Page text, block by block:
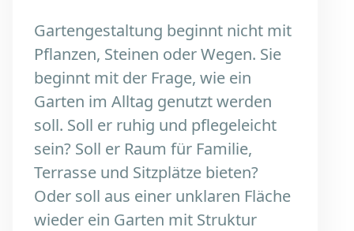
Gartengestaltung beginnt nicht mit
Pflanzen, Steinen oder Wegen. Sie
beginnt mit der Frage, wie ein
Garten im Alltag genutzt werden
soll. Soll er ruhig und pflegeleicht
sein? Soll er Raum für Familie,
Terrasse und Sitzplätze bieten?
Oder soll aus einer unklaren Fläche
wieder ein Garten mit Struktur